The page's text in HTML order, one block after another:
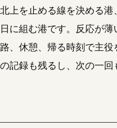
北上を止める線を決める
日に組む港です。反応が
路、休憩、帰る時刻で主
の記録も残るし、次の一回